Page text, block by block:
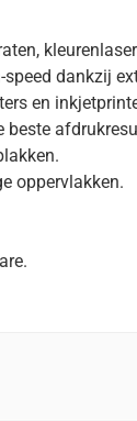
dankzij
en
oppervlakken.